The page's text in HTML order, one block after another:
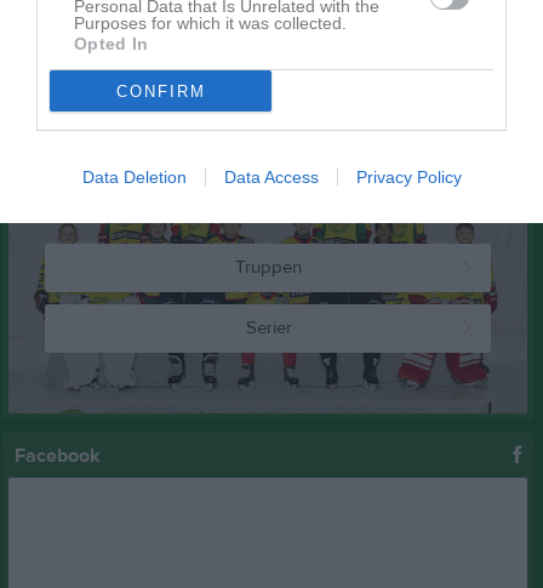
Personal Data that Is Unrelated with the
Purposes for which it was collected.
Opted In
CONFIRM
Data Deletion Data Access Privacy Policy
Inga kommande aktiviteter
Truppen
Serier
Facebook